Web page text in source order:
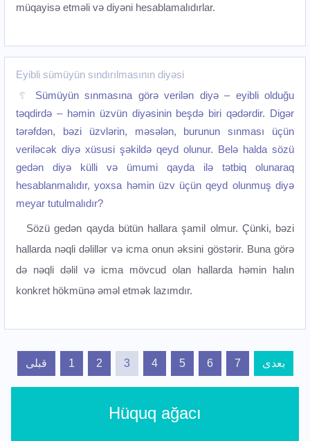
müqayisə etməli və diyəni hesablamalıdırlar.
Eyibli sümüyün sındırılmasının diyəsi
Sümüyün sınmasına görə verilən diyə – eyibli olduğu
təqdirdə – həmin üzvün diyəsinin beşdə biri qədərdir. Digər
tərəfdən, bəzi üzvlərin, məsələn, burunun sınması üçün
veriləcək diyə xüsusi şəkildə qeyd olunur. Belə halda sözü
gedən diyə külli və ümumi qayda ilə tətbiq olunaraq
hesablanmalıdır, yoxsa həmin üzv üçün qeyd olunmuş diyə
meyar tutulmalıdır?
Sözü gedən qayda bütün hallara şamil olmur. Çünki, bəzi
hallarda nəqli dəlillər və icma onun əksini göstərir. Buna görə
də nəqli dəlil və icma mövcud olan hallarda həmin halın
konkret hökmünə əməl etmək lazımdır.
قبلی 1 2 3 4 5 6 7 بعدی
Hüquq ağacı